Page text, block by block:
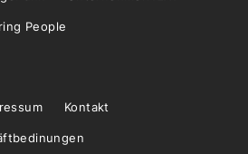
People
Kontakt